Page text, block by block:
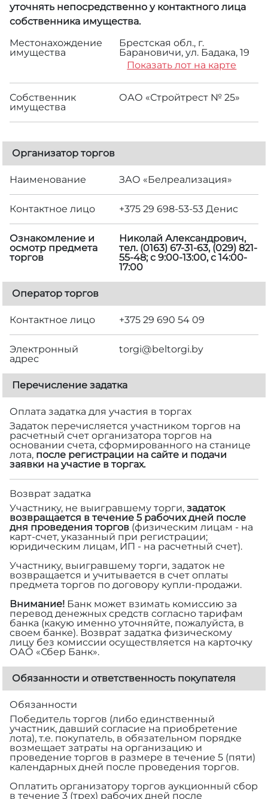
уточнять непосредственно у контактного лица
собственника имущества.
Местонахождение
имущества
Брестская обл., г.
Барановичи, ул. Бадака, 19
Показать лот на карте
Собственник
имущества
ОАО «Стройтрест № 25»
Организатор торгов
Наименование ЗАО «Белреализация»
Контактное лицо +375 29 698-53-53 Денис
Ознакомление и
осмотр предмета
торгов
Николай Александрович,
тел. (0163) 67-31-63, (029) 821-
55-48; с 9:00-13:00, с 14:00-
17:00
Оператор торгов
Контактное лицо +375 29 690 54 09
Электронный
адрес
torgi@beltorgi.by
Перечисление задатка
Оплата задатка для участия в торгах
Задаток перечисляется участником торгов на
расчетный счет организатора торгов на
основании счета, сформированного на станице
лота, после регистрации на сайте и подачи
заявки на участие в торгах.
Возврат задатка
Участнику, не выигравшему торги, задаток
возвращается в течение 5 рабочих дней после
дня проведения торгов (физическим лицам - на
карт-счет, указанный при регистрации;
юридическим лицам, ИП - на расчетный счет).
Участнику, выигравшему торги, задаток не
возвращается и учитывается в счет оплаты
предмета торгов по договору купли-продажи.
Внимание! Банк может взимать комиссию за
перевод денежных средств согласно тарифам
банка (какую именно уточняйте, пожалуйста, в
своем банке). Возврат задатка физическому
лицу без комиссии осуществляется на карточку
ОАО «Сбер Банк».
Обязанности и ответственность покупателя
Обязанности
Победитель торгов (либо единственный
участник, давший согласие на приобретение
лота), т.е. покупатель, в обязательном порядке
возмещает затраты на организацию и
проведение торгов в размере в течение 5 (пяти)
календарных дней после проведения торгов.
Оплатить организатору торгов аукционный сбор
в течение 3 (трех) рабочих дней после